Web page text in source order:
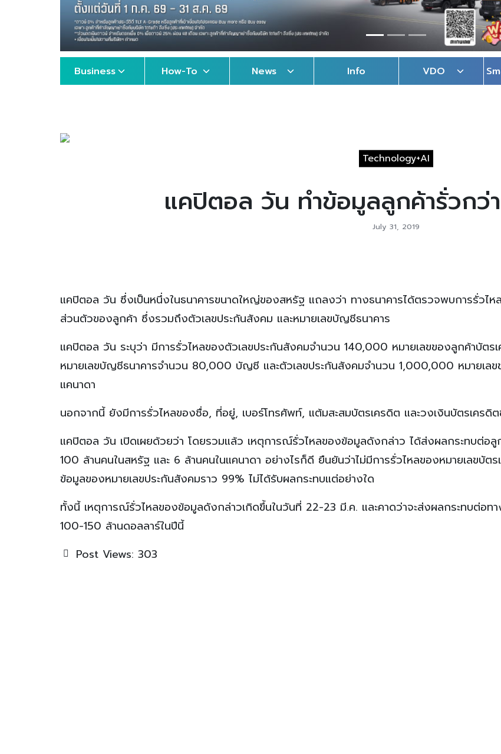
Business How-To News Info VDO
Technology+AI
แคปิตอล วัน ทำข้อมูลลูกค้ารั่วกว่
July 31, 2019
แคปิตอล วัน ซึ่งเป็นหนึ่งในธนาคารขนาดใหญ่ของสหรัฐ แถลงว่า ทางธนาคารได้ตรวจพบการรั่วไห
ส่วนตัวของลูกค้า ซึ่งรวมถึงตัวเลขประกันสังคม และหมายเลขบัญชีธนาคาร
แคปิตอล วัน ระบุว่า มีการรั่วไหลของตัวเลขประกันสังคมจำนวน 140,000 หมายเลขของลูกค้าบัตร
หมายเลขบัญชีธนาคารจำนวน 80,000 บัญชี และตัวเลขประกันสังคมจำนวน 1,000,000 หมายเลข
แคนาดา
นอกจากนี้ ยังมีการรั่วไหลของชื่อ, ที่อยู่, เบอร์โทรศัพท์, แต้มสะสมบัตรเครดิต และวงเงินบัตรเครดิ
แคปิตอล วัน เปิดเผยด้วยว่า โดยรวมแล้ว เหตุการณ์รั่วไหลของข้อมูลดังกล่าว ได้ส่งผลกระทบต่อลู
100 ล้านคนในสหรัฐ และ 6 ล้านคนในแคนาดา อย่างไรก็ดี ยืนยันว่าไม่มีการรั่วไหลของหมายเลขบัต
ข้อมูลของหมายเลขประกันสังคมราว 99% ไม่ได้รับผลกระทบแต่อย่างใด
ทั้งนี้ เหตุการณ์รั่วไหลของข้อมูลดังกล่าวเกิดขึ้นในวันที่ 22-23 มี.ค. และคาดว่าจะส่งผลกระทบต่อทา
100-150 ล้านดอลลาร์ในปีนี้
Post Views: 303